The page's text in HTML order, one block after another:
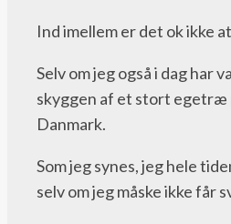
Ind imellem er det ok ikke
Selv om jeg også i dag har
skyggen af et stort egetræ
Danmark.
Som jeg synes, jeg hele
selv om jeg måske ikke får